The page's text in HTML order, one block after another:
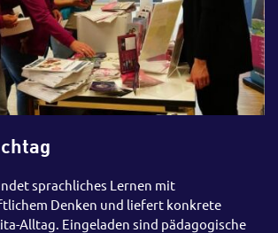
sprachliches Lernen mit
Denken und liefert konkrete
Alltag. Eingeladen sind pädagogische